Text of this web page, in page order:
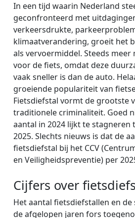
In een tijd waarin Nederland
geconfronteerd met
verkeersdrukte,
klimaatverandering, groeit het
als vervoermiddel. Steeds meer
voor de fiets, omdat deze
vaak sneller is dan de auto.
groeiende populariteit van
Fietsdiefstal vormt de grootste
traditionele criminaliteit. Goed
aantal in 2024 lijkt te stagneren
2025. Slechts nieuws is dat de
fietsdiefstal bij het CCV
en Veiligheidspreventie) per
Cijfers over
Het aantal fietsdiefstallen en de
de afgelopen jaren fors